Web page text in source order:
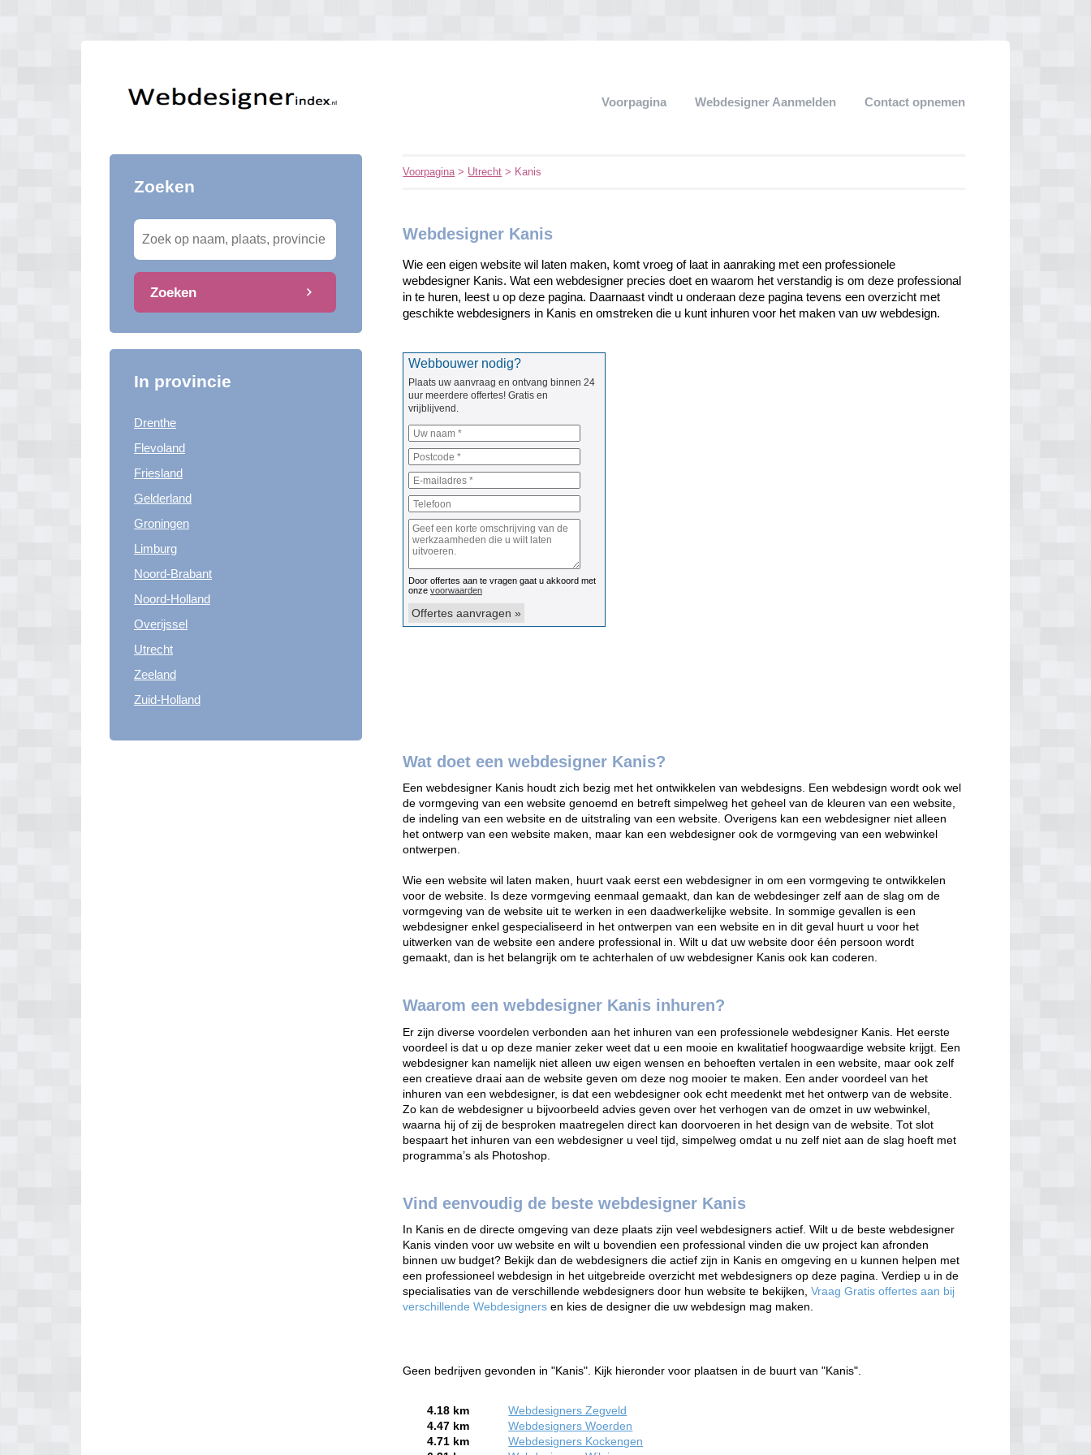
Voorpagina Webdesigner Aanmelden Contact opnemen
Zoeken
Zoeken
In provincie
Drenthe
Flevoland
Friesland
Gelderland
Groningen
Limburg
Noord-Brabant
Noord-Holland
Overijssel
Utrecht
Zeeland
Zuid-Holland
Voorpagina> Utrecht > Kanis
Webdesigner Kanis
Wie een eigen website wil laten maken, komt vroeg of laat in aanraking met een professionele
webdesigner Kanis. Wat een webdesigner precies doet en waarom het verstandig is om deze professional
in te huren, leest u op deze pagina. Daarnaast vindt u onderaan deze pagina tevens een overzicht met
geschikte webdesigners in Kanis en omstreken die u kunt inhuren voor het maken van uw webdesign.
Wat doet een webdesigner Kanis?
Een webdesigner Kanis houdt zich bezig met het ontwikkelen van webdesigns. Een webdesign wordt ook wel
de vormgeving van een website genoemd en betreft simpelweg het geheel van de kleuren van een website,
de indeling van een website en de uitstraling van een website. Overigens kan een webdesigner niet alleen
het ontwerp van een website maken, maar kan een webdesigner ook de vormgeving van een webwinkel
ontwerpen.
Wie een website wil laten maken, huurt vaak eerst een webdesigner in om een vormgeving te ontwikkelen
voor de website. Is deze vormgeving eenmaal gemaakt, dan kan de webdesinger zelf aan de slag om de
vormgeving van de website uit te werken in een daadwerkelijke website. In sommige gevallen is een
webdesigner enkel gespecialiseerd in het ontwerpen van een website en in dit geval huurt u voor het
uitwerken van de website een andere professional in. Wilt u dat uw website door één persoon wordt
gemaakt, dan is het belangrijk om te achterhalen of uw webdesigner Kanis ook kan coderen.
Waarom een webdesigner Kanis inhuren?
Er zijn diverse voordelen verbonden aan het inhuren van een professionele webdesigner Kanis. Het eerste
voordeel is dat u op deze manier zeker weet dat u een mooie en kwalitatief hoogwaardige website krijgt. Een
webdesigner kan namelijk niet alleen uw eigen wensen en behoeften vertalen in een website, maar ook zelf
een creatieve draai aan de website geven om deze nog mooier te maken. Een ander voordeel van het
inhuren van een webdesigner, is dat een webdesigner ook echt meedenkt met het ontwerp van de website.
Zo kan de webdesigner u bijvoorbeeld advies geven over het verhogen van de omzet in uw webwinkel,
waarna hij of zij de besproken maatregelen direct kan doorvoeren in het design van de website. Tot slot
bespaart het inhuren van een webdesigner u veel tijd, simpelweg omdat u nu zelf niet aan de slag hoeft met
programma’s als Photoshop.
Vind eenvoudig de beste webdesigner Kanis
In Kanis en de directe omgeving van deze plaats zijn veel webdesigners actief. Wilt u de beste webdesigner
Kanis vinden voor uw website en wilt u bovendien een professional vinden die uw project kan afronden
binnen uw budget? Bekijk dan de webdesigners die actief zijn in Kanis en omgeving en u kunnen helpen met
een professioneel webdesign in het uitgebreide overzicht met webdesigners op deze pagina. Verdiep u in de
specialisaties van de verschillende webdesigners door hun website te bekijken,Vraag Gratis offertes aan bij
verschillende Webdesignersen kies de designer die uw webdesign mag maken.
Geen bedrijven gevonden in "Kanis". Kijk hieronder voor plaatsen in de buurt van "Kanis".
4.18 km
Webdesigners Zegveld
4.47 km
Webdesigners Woerden
4.71 km
Webdesigners Kockengen